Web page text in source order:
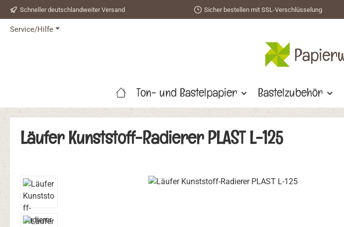
Hauptinhalt springen
Zur Suche springen
Zur Hauptnavigation springen
Schneller deutschlandweiter Versand Sicher bestellen mit SSL-Verschlüsselung
Service/Hilfe
Ton- und Bastelpapier Bastelzubehör
Läufer Kunststoff-Radierer PLAST L-125
Bildergalerie überspringen